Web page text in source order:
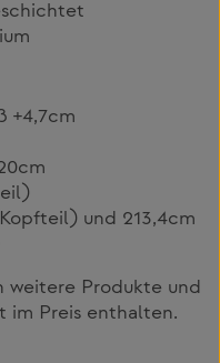
+4,7cm
und 213,4cm
weitere Produkte und
im Preis enthalten.